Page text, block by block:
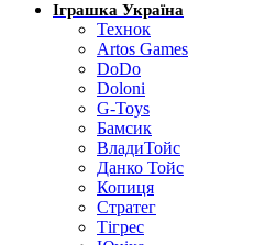
Іграшка Україна
Технок
Artos Games
DoDo
Doloni
G-Toys
Бамсик
ВладиТойс
Данко Тойс
Копиця
Стратег
Тігрес